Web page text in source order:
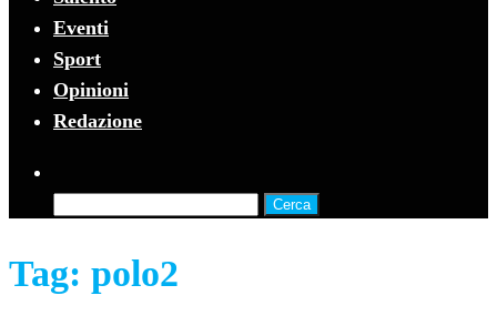
Eventi
Sport
Opinioni
Redazione
Tag: polo2